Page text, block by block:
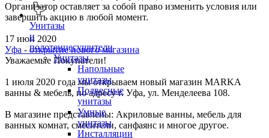
Унитазы
и
полотенцесушители
Унитазы
Напольные
унитазы
Подвесные
унитазы
Умные
унитазы
Инсталляции
Организатор оставляет за собой право изменить условия или
завершить акцию в любой момент.
17 июн 2020
Уфа - открытие нового магазина
Уважаемые Покупатели!
1 июля 2020 года мы открываем новый магазин MARKA
ванны & мебель, по адресу г. Уфа, ул. Менделеева 108.
В магазине представлены: Акриловые ванны, мебель для
ванных комнат, смесители, санфаянс и многое другое.